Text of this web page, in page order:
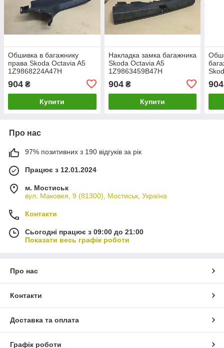
Обшивка в багажнику
права Skoda Octavia A5
1Z9868224A47H
904 ₴
Купити
Накладка замка багажника
Skoda Octavia A5
1Z9863459B47H
904₴
Купити
904
Про нас
97% позитивних з 190 відгуків за рік
Працює з 12.01.2024
м. Мостиськ
вул. Маковея, 9 (81300), Мостиськ, Україна
Контакти
Сьогодні працює з 09:00 до 21:00
Показати весь графік роботи
Про нас
Контакти
Доставка та оплата
Графік роботи